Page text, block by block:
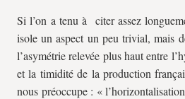
Si l’on a tenu à citer assez
isole un aspect un peu trivial, mais
l’asymétrie relevée plus haut entre
et la timidité de la production
nous préoccupe : «